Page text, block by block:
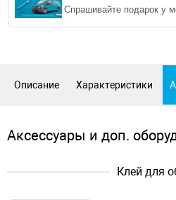
Спрашивайте подарок у
Описание Характеристики
Аксессуары и доп.
Клей для